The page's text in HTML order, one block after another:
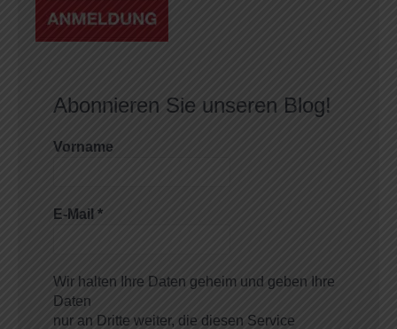
Abonnieren Sie unseren Blog!
Vorname
E-Mail *
Wir halten Ihre Daten geheim und geben Ihre
Daten
nur an Dritte weiter, die diesen Service